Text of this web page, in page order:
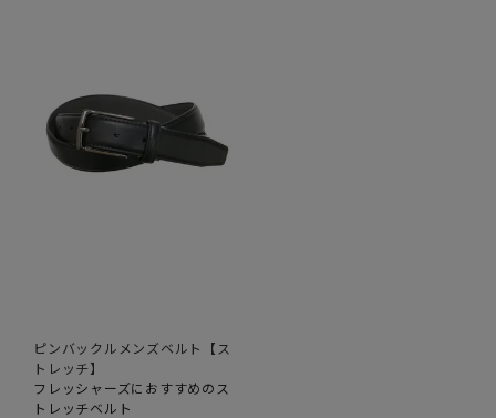
ピンバックルメンズベルト【ス
トレッチ】
フレッシャーズにおすすめのス
トレッチベルト